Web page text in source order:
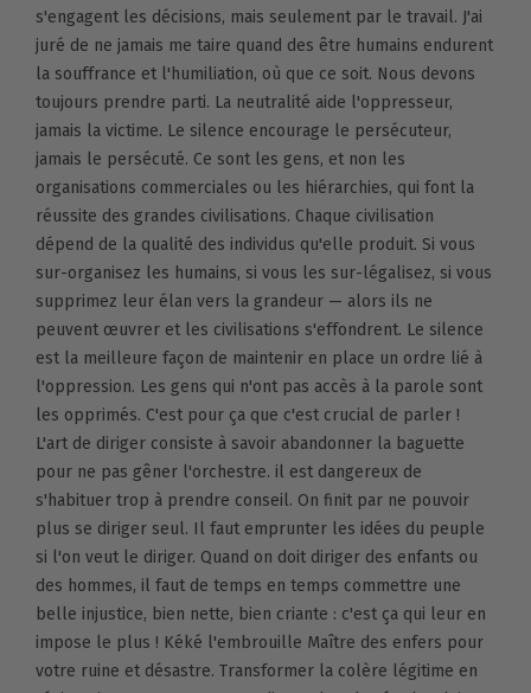
s'engagent les décisions, mais seulement par le travail. J'ai
juré de ne jamais me taire quand des être humains endurent
la souffrance et l'humiliation, où que ce soit. Nous devons
toujours prendre parti. La neutralité aide l'oppresseur,
jamais la victime. Le silence encourage le persécuteur,
jamais le persécuté. Ce sont les gens, et non les
organisations commerciales ou les hiérarchies, qui font la
réussite des grandes civilisations. Chaque civilisation
dépend de la qualité des individus qu'elle produit. Si vous
sur-organisez les humains, si vous les sur-légalisez, si vous
supprimez leur élan vers la grandeur — alors ils ne
peuvent œuvrer et les civilisations s'effondrent. Le silence
est la meilleure façon de maintenir en place un ordre lié à
l'oppression. Les gens qui n'ont pas accès à la parole sont
les opprimés. C'est pour ça que c'est crucial de parler !
L'art de diriger consiste à savoir abandonner la baguette
pour ne pas gêner l'orchestre. il est dangereux de
s'habituer trop à prendre conseil. On finit par ne pouvoir
plus se diriger seul. Il faut emprunter les idées du peuple
si l'on veut le diriger. Quand on doit diriger des enfants ou
des hommes, il faut de temps en temps commettre une
belle injustice, bien nette, bien criante : c'est ça qui leur en
impose le plus ! Kéké l'embrouille Maître des enfers pour
votre ruine et désastre. Transformer la colère légitime en